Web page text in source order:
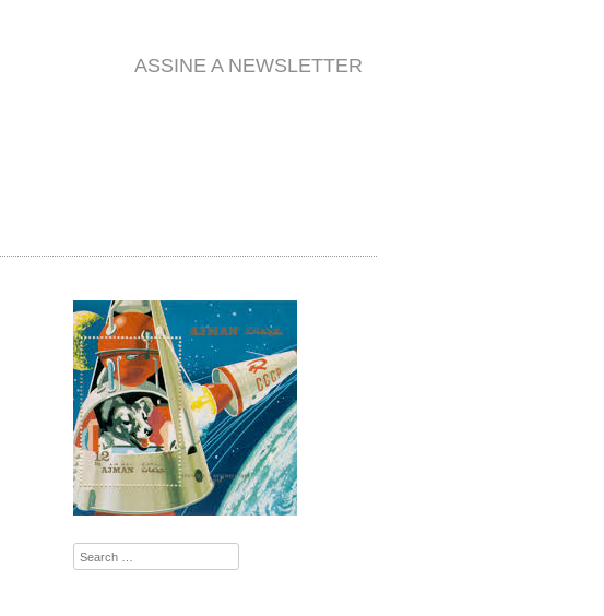
ASSINE A NEWSLETTER